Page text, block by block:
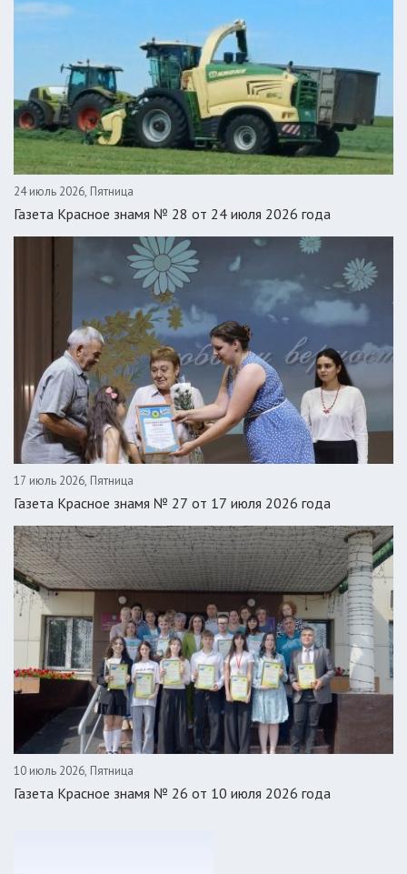
24 июль 2026, Пятница
Газета Красное знамя № 28 от 24 июля 2026 года
17 июль 2026, Пятница
Газета Красное знамя № 27 от 17 июля 2026 года
10 июль 2026, Пятница
Газета Красное знамя № 26 от 10 июля 2026 года